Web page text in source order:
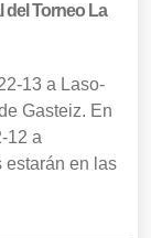
del Torneo La
13 a Laso-
Gasteiz. En
12 a
estarán en las